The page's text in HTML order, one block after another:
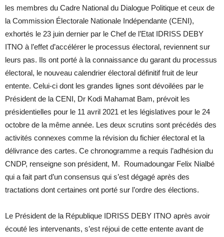
les membres du Cadre National du Dialogue Politique et ceux de
la Commission Électorale Nationale Indépendante (CENI),
exhortés le 23 juin dernier par le Chef de l’Etat IDRISS DEBY
ITNO à l’effet d’accélérer le processus électoral, reviennent sur
leurs pas. Ils ont porté à la connaissance du garant du processus
électoral, le nouveau calendrier électoral définitif fruit de leur
entente. Celui-ci dont les grandes lignes sont dévoilées par le
Président de la CENI, Dr Kodi Mahamat Bam, prévoit les
présidentielles pour le 11 avril 2021 et les législatives pour le 24
octobre de la même année. Les deux scrutins sont précédés des
activités connexes comme la révision du fichier électoral et la
délivrance des cartes. Ce chronogramme a requis l’adhésion du
CNDP, renseigne son président, M. Roumadoungar Felix Nialbé
qui a fait part d’un consensus qui s’est dégagé après des
tractations dont certaines ont porté sur l’ordre des élections.
Le Président de la République IDRISS DEBY ITNO après avoir
écouté les intervenants, s’est réjoui de cette entente avant de